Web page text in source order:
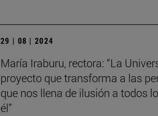
29 | 08 | 2024
María Iraburu, rectora: “La
proyecto que transforma a las
que nos llena de ilusión a todos
él”